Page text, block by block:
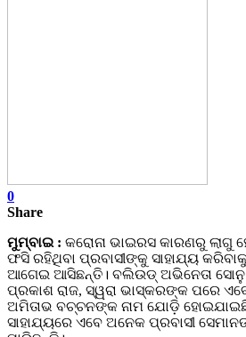
0
Share
ମୁମ୍ବାଇ : କରୋନା ଭାଇରସ କାରଣରୁ ଲାଗୁ
ଫସି ରହିଥିବା ପ୍ରବାସୀଙ୍କୁ ସାହାଯ୍ୟ
ଆଗେଇ ଆସିଛନ୍ତି। ବଲିଉଡ୍‌ ଅଭିନେତା
ପ୍ରକାଶ ରାଜ, ସ୍ୱରା ଭାସ୍କରଙ୍କ ପରେ
ଅମିତାଭ ବଚ୍ଚନଙ୍କ ନାମ ଯୋଡ଼ି
ସାହାଯ୍ୟରେ ଏବେ ଅନେକ ପ୍ରବାସୀ